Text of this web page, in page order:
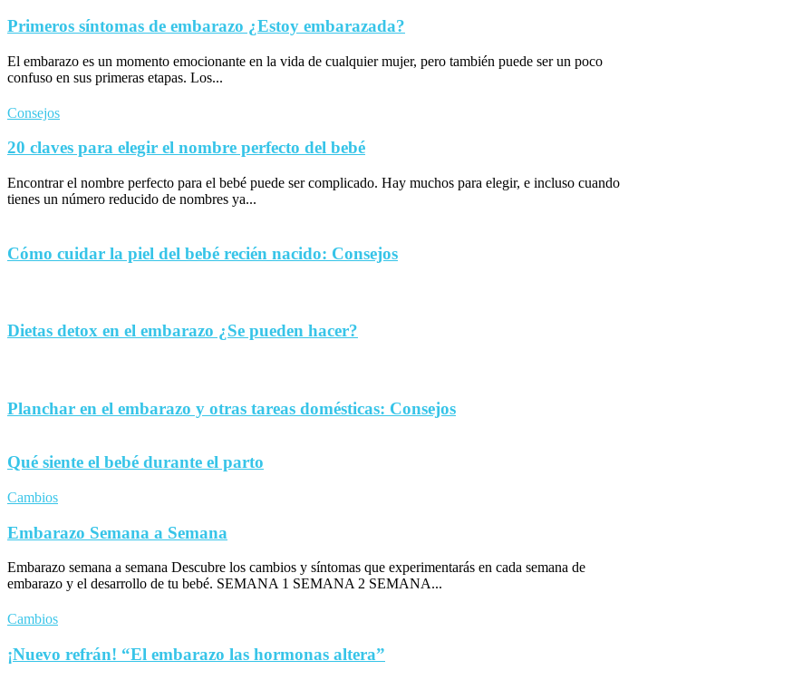
Primeros síntomas de embarazo ¿Estoy embarazada?
El embarazo es un momento emocionante en la vida de cualquier mujer, pero también puede ser un poco
confuso en sus primeras etapas. Los...
Consejos
20 claves para elegir el nombre perfecto del bebé
Encontrar el nombre perfecto para el bebé puede ser complicado. Hay muchos para elegir, e incluso cuando
tienes un número reducido de nombres ya...
Cómo cuidar la piel del bebé recién nacido: Consejos
Dietas detox en el embarazo ¿Se pueden hacer?
Planchar en el embarazo y otras tareas domésticas: Consejos
Qué siente el bebé durante el parto
Cambios
Embarazo Semana a Semana
Embarazo semana a semana Descubre los cambios y síntomas que experimentarás en cada semana de
embarazo y el desarrollo de tu bebé. SEMANA 1 SEMANA 2 SEMANA...
Cambios
¡Nuevo refrán! “El embarazo las hormonas altera”